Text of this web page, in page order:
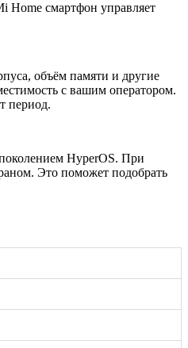
Home смартфон управляет
объём памяти и другие
с вашим оператором.
период.
HyperOS. При
Это поможет подобрать